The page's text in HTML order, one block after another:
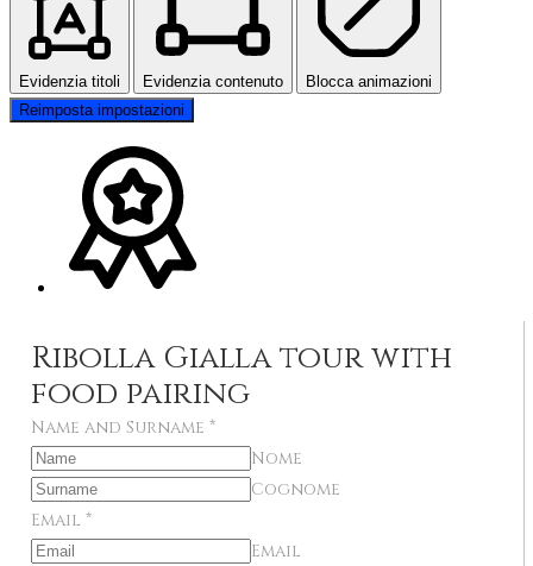
Evidenzia titoli Evidenzia contenuto
Blocca animazioni
Reimposta impostazioni
Ribolla Gialla tour with
food pairing
Name and Surname *
Nome
Cognome
Email *
Email